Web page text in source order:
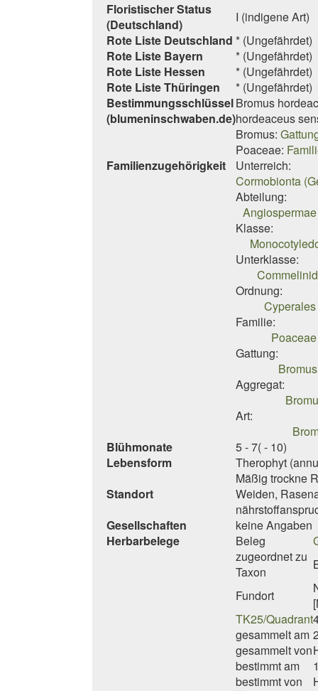
Floristischer Status
(Deutschland)
I (indigene Art)
Rote Liste Deutschland * (Ungefährdet)
Rote Liste Bayern
* (Ungefährdet)
Rote Liste Hessen
* (Ungefährdet)
Rote Liste Thüringen
* (Ungefährdet)
Bestimmungsschlüssel
(blumeninschwaben.de)
Bromus
hordeaceus
Bromus:
Poaceae:
Familienzugehörigkeit
Unterreich:
Cormobionta
Abteilung:
Klasse:
Unterklasse:
Ordnung:
Familie:
Gattung:
Aggregat:
Art:
Blühmonate
5 - 7( - 10)
Lebensform
Therophyt
Standort
Mäßig trockne
Weiden,
Gesellschaften
keine Angaben
Herbarbelege
Beleg
zugeordnet zu
Taxon
Fundort
TK25/Quadrant
gesammelt am
gesammelt von
bestimmt am
bestimmt von